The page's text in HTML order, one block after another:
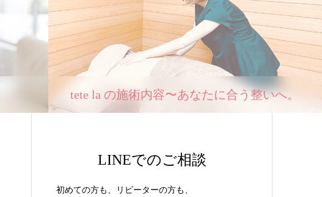
tete la の施術内容〜あなたに合う整いへ。
LINEでのご相談
初めての方も、リピーターの方も、